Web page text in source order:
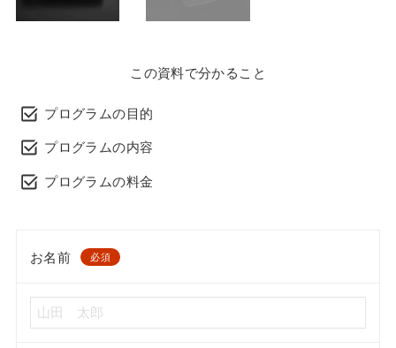
この資料で分かること
プログラムの目的
プログラムの内容
プログラムの料金
お名前 必須